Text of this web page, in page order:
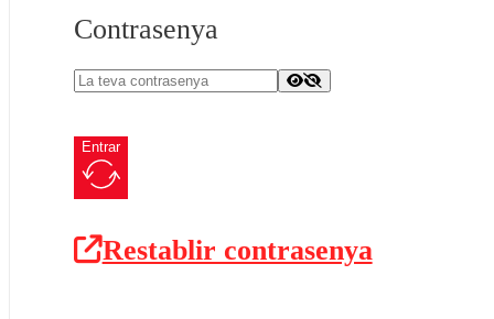
Contrasenya
Entrar
Restablir contrasenya